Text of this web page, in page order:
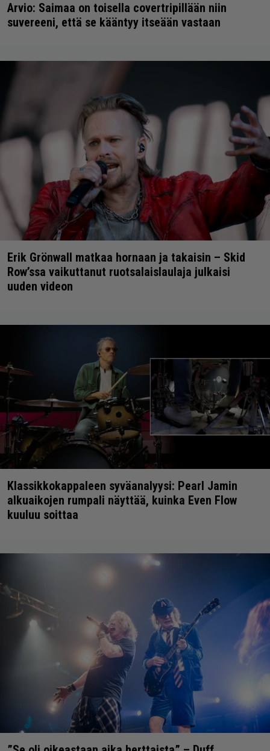
Arvio: Saimaa on toisella covertripillään niin
suvereeni, että se kääntyy itseään vastaan
Erik Grönwall matkaa hornaan ja takaisin – Skid
Row’ssa vaikuttanut ruotsalaislaulaja julkaisi
uuden videon
Klassikkokappaleen syväanalyysi: Pearl Jamin
alkuaikojen rumpali näyttää, kuinka Even Flow
kuuluu soittaa